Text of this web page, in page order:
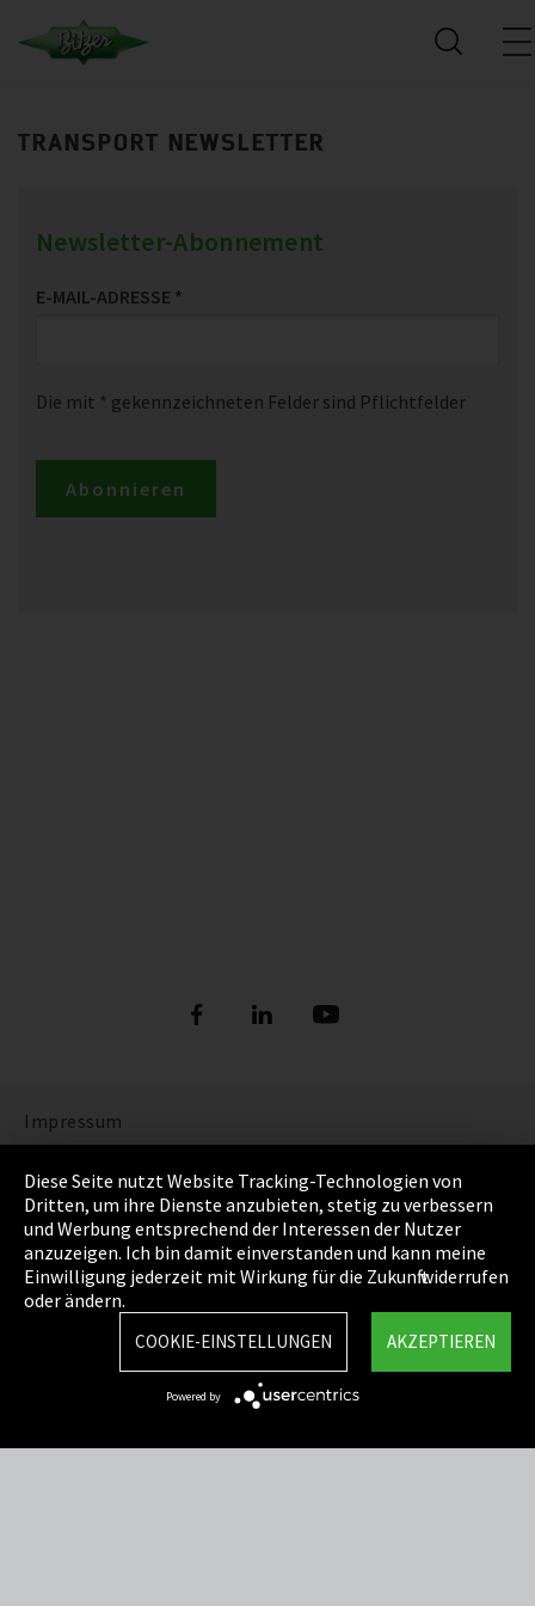
TRANSPORT NEWSLETTER
Newsletter-Abonnement
E-MAIL-ADRESSE *
Die mit * gekennzeichneten Felder sind Pflichtfelder
Abonnieren
Impressum
Datenschutz
Cookie Einstellungen
AGB
Sitemap
EmpCo Richtlinie
Diese Seite nutzt Website Tracking-Technologien von
Dritten, um ihre Dienste anzubieten, stetig zu verbessern
und Werbung entsprechend der Interessen der Nutzer
anzuzeigen. Ich bin damit einverstanden und kann meine
Einwilligung jederzeit mit Wirkung für die Zukunft widerrufen
oder ändern.
AKZEPTIEREN
COOKIE-EINSTELLUNGEN
Powered by